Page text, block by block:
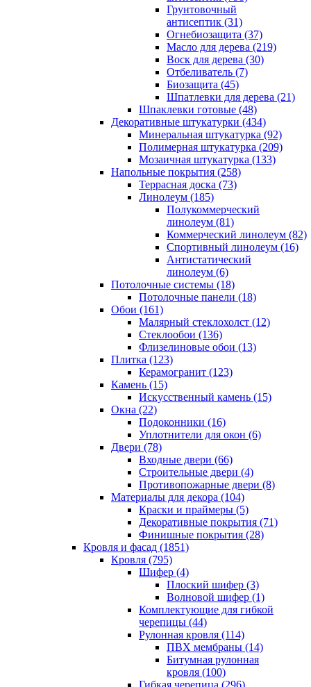
Грунтовочный
антисептик (31)
Огнебиозащита (37)
Масло для дерева (219)
Воск для дерева (30)
Отбеливатель (7)
Биозащита (45)
Шпатлевки для дерева (21)
Шпаклевки готовые (48)
Декоративные штукатурки (434)
Минеральная штукатурка (92)
Полимерная штукатурка (209)
Мозаичная штукатурка (133)
Напольные покрытия (258)
Террасная доска (73)
Линолеум (185)
Полукоммерческий
линолеум (81)
Коммерческий линолеум (82)
Спортивный линолеум (16)
Антистатический
линолеум (6)
Потолочные системы (18)
Потолочные панели (18)
Обои (161)
Малярный стеклохолст (12)
Стеклообои (136)
Флизелиновые обои (13)
Плитка (123)
Керамогранит (123)
Камень (15)
Искусственный камень (15)
Окна (22)
Подоконники (16)
Уплотнители для окон (6)
Двери (78)
Входные двери (66)
Строительные двери (4)
Противопожарные двери (8)
Материалы для декора (104)
Краски и праймеры (5)
Декоративные покрытия (71)
Финишные покрытия (28)
Кровля и фасад (1851)
Кровля (795)
Шифер (4)
Плоский шифер (3)
Волновой шифер (1)
Комплектующие для гибкой
черепицы (44)
Рулонная кровля (114)
ПВХ мембраны (14)
Битумная рулонная
кровля (100)
Гибкая черепица (296)